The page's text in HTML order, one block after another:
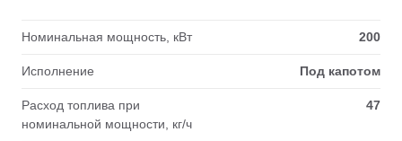
Номинальная мощность, кВт 200
Исполнение Под капотом
Расход топлива при
номинальной мощности, кг/ч
47